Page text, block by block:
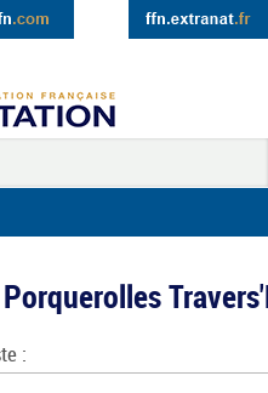
: